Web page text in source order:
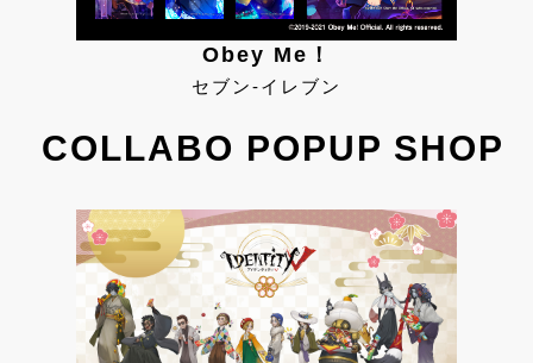
Obey Me！
セブン-イレブン
COLLABO POPUP SHOP